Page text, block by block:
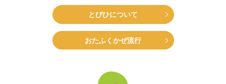
とびひについて
おたふくかぜ流行